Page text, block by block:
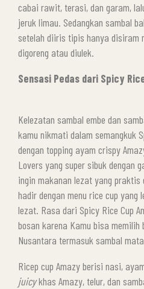
cabai rawit, terasi, dan garam,
jeruk limau. Sedangkan sambal
setelah diiris tipis hanya disiram
digoreng atau diulek.
Sensasi Pedas dari Spicy
Kelezatan sambal embe dan
kamu nikmati dalam semangkuk
dengan topping ayam crispy
Lovers yang super sibuk dengan
ingin makanan lezat yang praktis
hadir dengan menu rice cup yang
lezat. Rasa dari Spicy Rice Cup
bosan karena Kamu bisa memilih
Nusantara termasuk sambal
Ricep cup Amazy berisi nasi,
juicykhas Amazy, telur, dan